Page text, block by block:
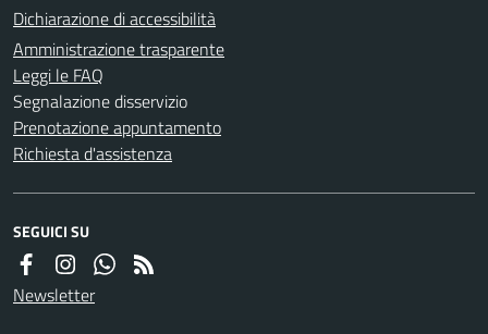
Dichiarazione di accessibilità
Amministrazione trasparente
Leggi le FAQ
Segnalazione disservizio
Prenotazione appuntamento
Richiesta d'assistenza
SEGUICI SU
Newsletter